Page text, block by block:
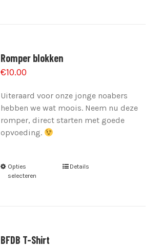
Romper blokken
€10.00
Uiteraard voor onze jonge noabers
hebben we wat moois. Neem nu deze
romper, direct starten met goede
opvoeding.
Opties
selecteren
Details
BFDB T-Shirt